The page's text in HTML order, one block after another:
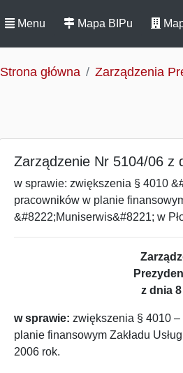
Menu Mapa BIPu
Strona główna Zarządzenia
Zarządzenie Nr 5104/06 z
w sprawie: zwiększenia § 4010
pracowników w planie
&#8222;Muniserwis&#8221; w
z dnia
w sprawie: zwiększenia § 4010
planie finansowym Zakładu
2006 rok.